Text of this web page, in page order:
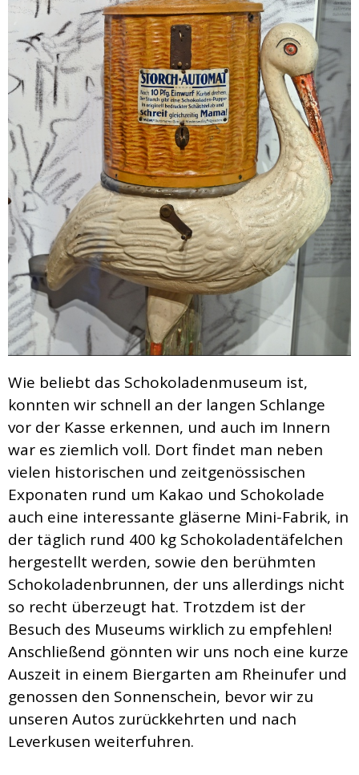
Wie beliebt das Schokoladenmuseum ist,
konnten wir schnell an der langen Schlange
vor der Kasse erkennen, und auch im Innern
war es ziemlich voll. Dort findet man neben
vielen historischen und zeitgenössischen
Exponaten rund um Kakao und Schokolade
auch eine interessante gläserne Mini-Fabrik, in
der täglich rund 400 kg Schokoladentäfelchen
hergestellt werden, sowie den berühmten
Schokoladenbrunnen, der uns allerdings nicht
so recht überzeugt hat. Trotzdem ist der
Besuch des Museums wirklich zu empfehlen!
Anschließend gönnten wir uns noch eine kurze
Auszeit in einem Biergarten am Rheinufer und
genossen den Sonnenschein, bevor wir zu
unseren Autos zurückkehrten und nach
Leverkusen weiterfuhren.